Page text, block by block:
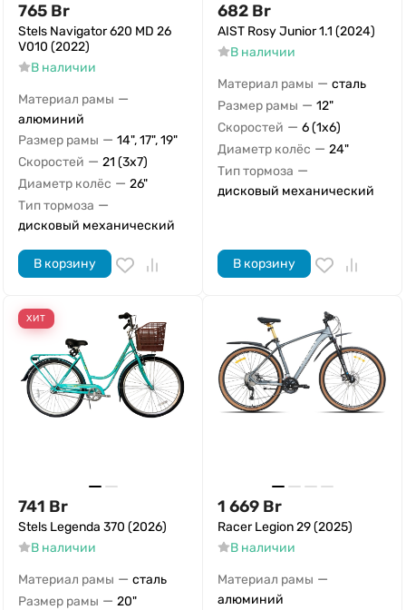
765 Br
Stels Navigator 620 MD 26
V010 (2022)
В наличии
Материал рамы —
алюминий
Размер рамы — 14", 17", 19"
Скоростей — 21 (3x7)
Диаметр колёс — 26"
Тип тормоза —
дисковый механический
В корзину
682 Br
AIST Rosy Junior 1.1 (2024)
В наличии
Материал рамы — сталь
Размер рамы — 12"
Скоростей — 6 (1x6)
Диаметр колёс — 24"
Тип тормоза —
дисковый механический
В корзину
ХИТ
741 Br
Stels Legenda 370 (2026)
В наличии
Материал рамы — сталь
Размер рамы — 20"
1 669 Br
Racer Legion 29 (2025)
В наличии
Материал рамы —
алюминий